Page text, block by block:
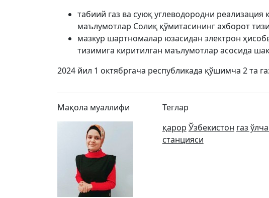
табиий газ ва суюқ углеводородни
маълумотлар Солиқ қўмитасининг ахборот
мазкур шартномалар юзасидан электрон
тизимига киритилган маълумотлар асосида
2024 йил 1 октябргача республикада қўшимча 2 та
Мақола муаллифи
Теглар
қарор Ўзбекистон газ
станцияси